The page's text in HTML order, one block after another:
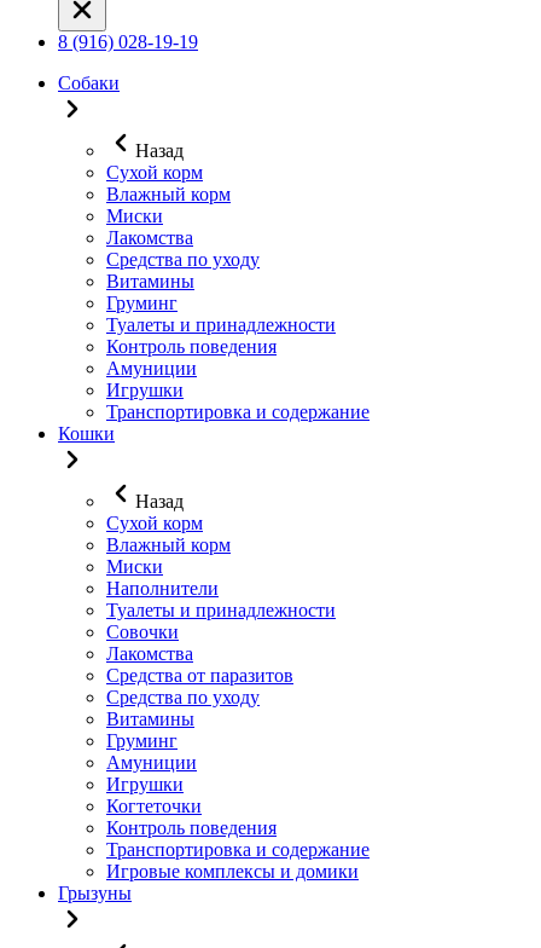
8 (916) 028-19-19
Собаки
Назад
Сухой корм
Влажный корм
Миски
Лакомства
Средства по уходу
Витамины
Груминг
Туалеты и принадлежности
Контроль поведения
Амуниции
Игрушки
Транспортировка и содержание
Кошки
Назад
Сухой корм
Влажный корм
Миски
Наполнители
Туалеты и принадлежности
Совочки
Лакомства
Средства от паразитов
Средства по уходу
Витамины
Груминг
Амуниции
Игрушки
Когтеточки
Контроль поведения
Транспортировка и содержание
Игровые комплексы и домики
Грызуны